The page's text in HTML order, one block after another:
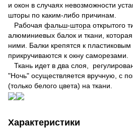
и окон в случаях невозможности
шторы по каким-либо причинам.
Рабочая фальш-штора открытого
алюминиевых балок и ткани,
ними. Балки крепятся к
прикручиваются к окну саморезами.
Ткань идет в два слоя,
"Ночь" осуществляется вручную, с
(только белого цвета) на ткани.
Характеристики